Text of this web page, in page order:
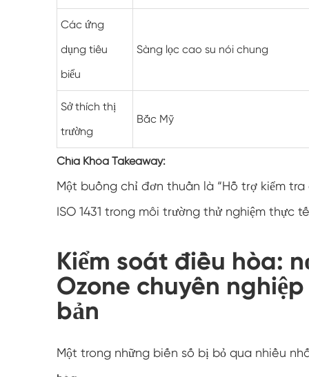
Các ứng
dụng tiêu
biểu
Sàng lọc cao su nói chung
Sở thích thị
trường
Bắc Mỹ
Chìa Khóa Takeaway:
Một buồng chỉ đơn thuần là “Hỗ trợ kiểm tra
ISO 1431 trong môi trường thử nghiệm thực
Kiểm soát điều hòa:
Ozone chuyên
bản
Một trong những biến số bị bỏ qua nhiều